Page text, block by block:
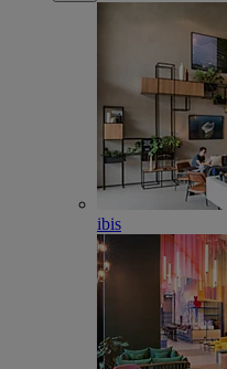
ibis